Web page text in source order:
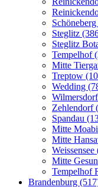
Steglitz
Steglitz
Tempelhof
Mitte
Treptow
Wedding
Zehlendorf
Spandau
Mitte
Mitte
Weissensee
Mitte
Tempelhof
Brandenburg